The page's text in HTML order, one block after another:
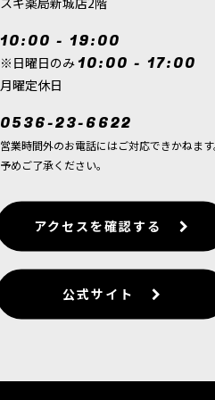
10:00 - 19:00
※日曜日のみ 10:00 - 17:00
月曜定休日
0536-23-6622
営業時間外のお電話にはご対応できかねま
予めご了承ください。
アクセスを確認する
公式サイト